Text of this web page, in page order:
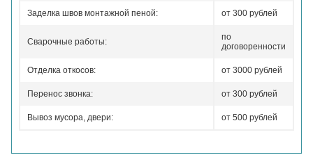
Заделка швов монтажной пеной: от 300 рублей
Сварочные работы:
по
договоренности
Отделка откосов: от 3000 рублей
Перенос звонка: от 300 рублей
Вывоз мусора, двери: от 500 рублей